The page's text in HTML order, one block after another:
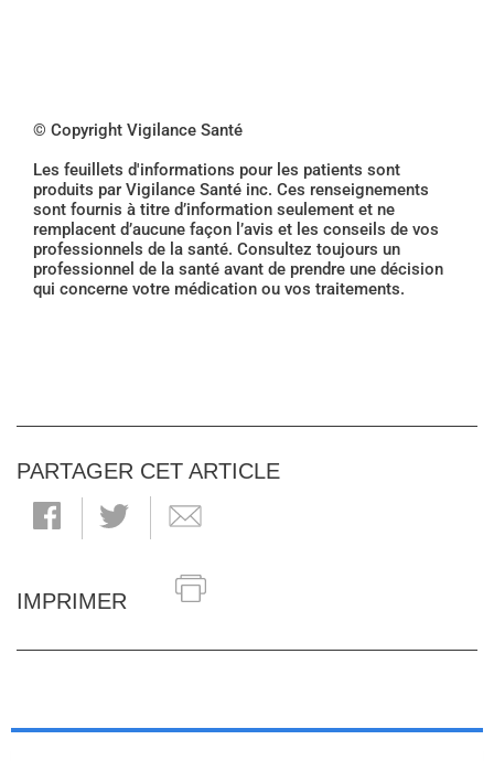
© Copyright Vigilance Santé
Les feuillets d'informations pour les patients sont
produits par Vigilance Santé inc. Ces renseignements
sont fournis à titre d’information seulement et ne
remplacent d’aucune façon l’avis et les conseils de vos
professionnels de la santé. Consultez toujours un
professionnel de la santé avant de prendre une décision
qui concerne votre médication ou vos traitements.
PARTAGER CET ARTICLE
IMPRIMER